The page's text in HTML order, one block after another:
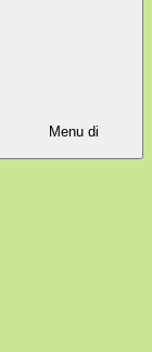
Menu di